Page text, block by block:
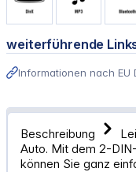
weiterführende
Informationen nach EU
Beschreibung
Auto. Mit dem 2-
können Sie ganz